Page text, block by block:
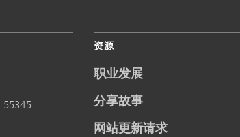
55345
资源
职业发展
分享故事
网站更新请求